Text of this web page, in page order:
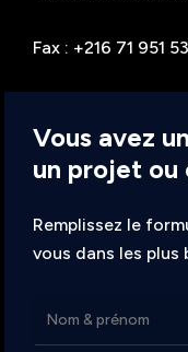
Fax : +216 71 951
Vous avez
un projet ou
Remplissez le
vous dans les plus